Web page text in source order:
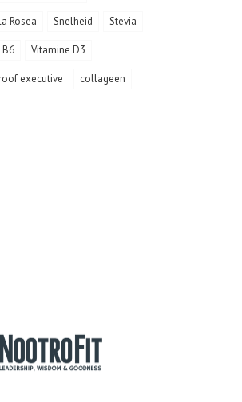
Rosea Snelheid Stevia
B6 Vitamine D3
executive collageen